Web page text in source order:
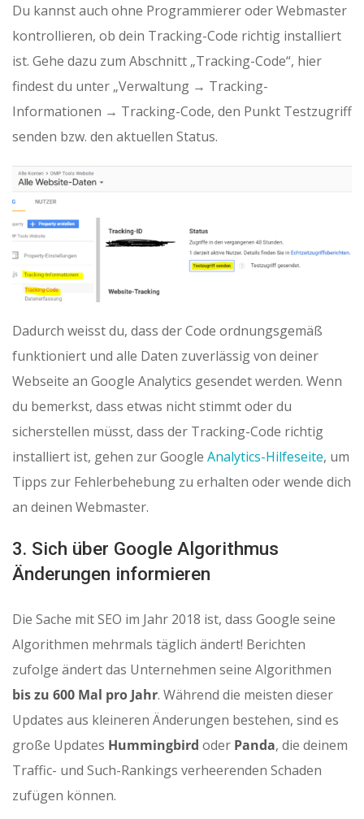
Du kannst auch ohne Programmierer oder Webmaster
kontrollieren, ob dein Tracking-Code richtig installiert
ist. Gehe dazu zum Abschnitt „Tracking-Code“, hier
findest du unter „Verwaltung → Tracking-
Informationen → Tracking-Code, den Punkt Testzugriff
senden bzw. den aktuellen Status.
Dadurch weisst du, dass der Code ordnungsgemäß
funktioniert und alle Daten zuverlässig von deiner
Webseite an Google Analytics gesendet werden. Wenn
du bemerkst, dass etwas nicht stimmt oder du
sicherstellen müsst, dass der Tracking-Code richtig
installiert ist, gehen zur Google Analytics-Hilfeseite, um
Tipps zur Fehlerbehebung zu erhalten oder wende dich
an deinen Webmaster.
3. Sich über Google Algorithmus
Änderungen informieren
Die Sache mit SEO im Jahr 2018 ist, dass Google seine
Algorithmen mehrmals täglich ändert! Berichten
zufolge ändert das Unternehmen seine Algorithmen
bis zu 600 Mal pro Jahr. Während die meisten dieser
Updates aus kleineren Änderungen bestehen, sind es
große Updates Hummingbird oder Panda, die deinem
Traffic- und Such-Rankings verheerenden Schaden
zufügen können.